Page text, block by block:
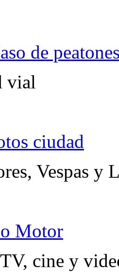
de
vial
ciudad
Vespas y
Motor
cine y